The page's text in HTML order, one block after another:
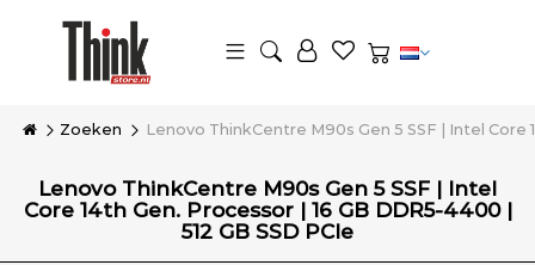
Zoeken Lenovo ThinkCentre M90s Gen 5 SSF | Intel Core
Lenovo ThinkCentre M90s Gen 5 SSF | Intel
Core 14th Gen. Processor | 16 GB DDR5-4400 |
512 GB SSD PCIe